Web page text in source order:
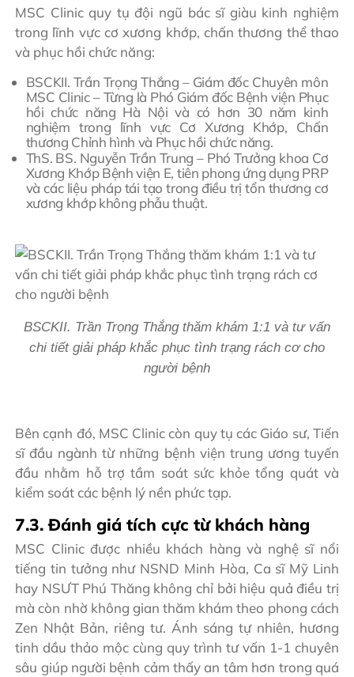
MSC Clinic quy tụ đội ngũ bác sĩ giàu kinh nghiệm
trong lĩnh vực cơ xương khớp, chấn thương thể thao
và phục hồi chức năng:
BSCKII. Trần Trọng Thắng – Giám đốc Chuyên môn
MSC Clinic – Từng là Phó Giám đốc Bệnh viện Phục
hồi chức năng Hà Nội và có hơn 30 năm kinh
nghiệm trong lĩnh vực Cơ Xương Khớp, Chấn
thương Chỉnh hình và Phục hồi chức năng.
ThS. BS. Nguyễn Trần Trung – Phó Trưởng khoa Cơ
Xương Khớp Bệnh viện E, tiên phong ứng dụng PRP
và các liệu pháp tái tạo trong điều trị tổn thương cơ
xương khớp không phẫu thuật.
BSCKII. Trần Trọng Thắng thăm khám 1:1 và tư vấn
chi tiết giải pháp khắc phục tình trạng rách cơ cho
người bệnh
Bên cạnh đó, MSC Clinic còn quy tụ các Giáo sư, Tiến
sĩ đầu ngành từ những bệnh viện trung ương tuyến
đầu nhằm hỗ trợ tầm soát sức khỏe tổng quát và
kiểm soát các bệnh lý nền phức tạp.
7.3. Đánh giá tích cực từ khách hàng
MSC Clinic được nhiều khách hàng và nghệ sĩ nổi
tiếng tin tưởng như NSND Minh Hòa, Ca sĩ Mỹ Linh
hay NSƯT Phú Thăng không chỉ bởi hiệu quả điều trị
mà còn nhờ không gian thăm khám theo phong cách
Zen Nhật Bản, riêng tư. Ánh sáng tự nhiên, hương
tinh dầu thảo mộc cùng quy trình tư vấn 1-1 chuyên
sâu giúp người bệnh cảm thấy an tâm hơn trong quá